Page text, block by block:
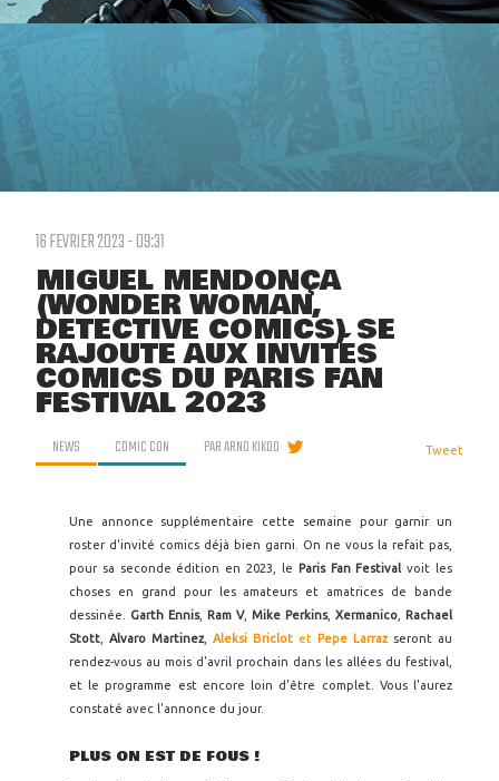
16 FEVRIER 2023 - 09:31
MIGUEL MENDONÇA
(WONDER WOMAN,
DETECTIVE COMICS) SE
RAJOUTE AUX INVITÉS
COMICS DU PARIS FAN
FESTIVAL 2023
NEWS COMIC CON PARARNO KIKOO Tweet
Une annonce supplémentaire cette semaine pour garnir un
roster d'invité comics déjà bien garni. On ne vous la refait pas,
pour sa seconde édition en 2023, le Paris Fan Festivalvoit les
choses en grand pour les amateurs et amatrices de bande
dessinée. Garth Ennis, Ram V, Mike Perkins, Xermanico
Rachael
Stott
Alvaro Martinez, Aleksi Briclot et Pepe Larraz seront au
rendez-vous au mois d'avril prochain dans les allées du festival,
et le programme est encore loin d'être complet. Vous l'aurez
constaté avec l'annonce du jour.
PLUS ON EST DE FOUS !